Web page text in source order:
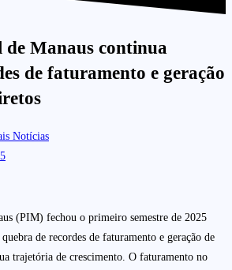
Manaus continua
de faturamento e geração
Notícias
(PIM) fechou o primeiro semestre de 2025
de recordes de faturamento e geração de
trajetória de crescimento. O faturamento no